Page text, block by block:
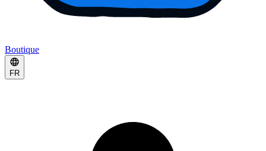
Boutique
FR